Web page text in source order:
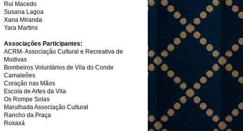
Rui Macedo
Susana Lagoa
Xana Miranda
Yara Martins
Associações Participantes:
ACRM- Associação Cultural e Recreativa de
Modivas
Bombeiros Voluntários de Vila do Conde
Camaleões
Coração nas Mãos
Escola de Artes da Vila
Os Rompe Solas
Marulhada Associação Cultural
Rancho da Praça
Ruxaxá